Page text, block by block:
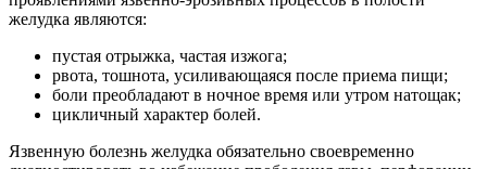
желудка являются:
пустая отрыжка, частая изжога;
рвота, тошнота, усиливающаяся после приема пищи;
боли преобладают в ночное время или утром натощак;
цикличный характер болей.
Язвенную болезнь желудка обязательно своевременно